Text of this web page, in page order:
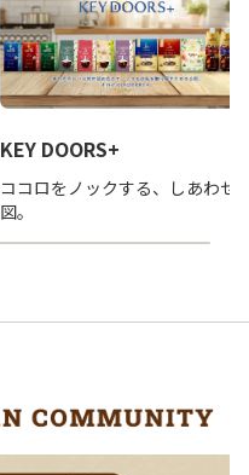
KEY DOORS+
ココロをノックする、しあわせ
図。